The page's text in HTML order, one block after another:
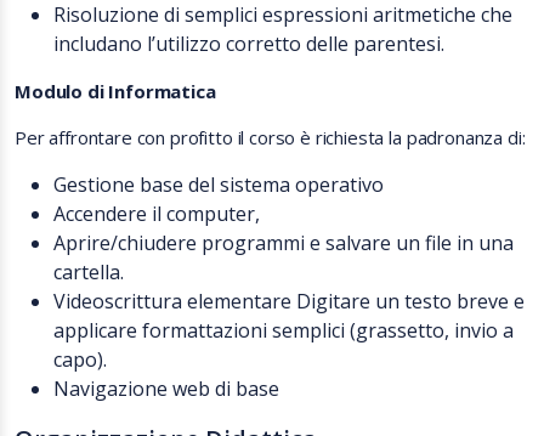
Risoluzione di semplici espressioni aritmetiche che
includano l’utilizzo corretto delle parentesi.
Modulo di Informatica
Per affrontare con profitto il corso è richiesta la padronanza di:
Gestione base del sistema operativo
Accendere il computer,
Aprire/chiudere programmi e salvare un file in una
cartella.
Videoscrittura elementare Digitare un testo breve e
applicare formattazioni semplici (grassetto, invio a
capo).
Navigazione web di base